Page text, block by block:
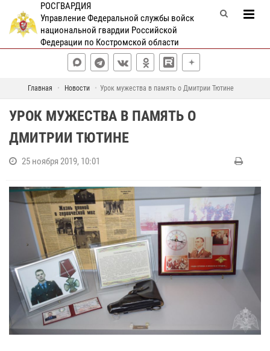
РОСГВАРДИЯ
Управление Федеральной службы войск
национальной гвардии Российской
Федерации по Костромской области
Главная Новости Урок мужества в память о Дмитрии Тютине
УРОК МУЖЕСТВА В ПАМЯТЬ О
ДМИТРИИ ТЮТИНЕ
25 ноября 2019, 10:01